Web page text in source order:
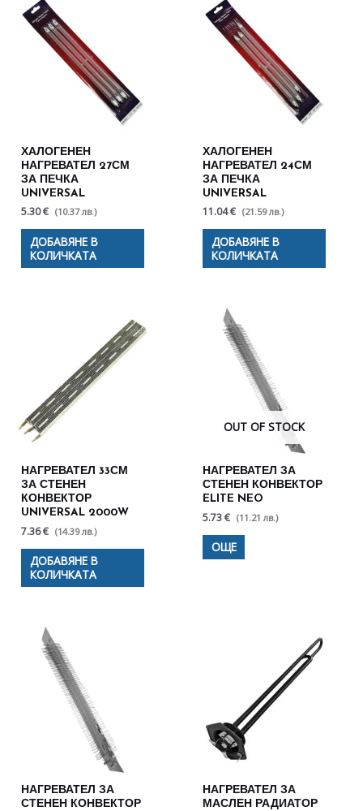
ХАЛОГЕНЕН
НАГРЕВАТЕЛ 27СМ
ЗА ПЕЧКА
UNIVERSAL
5.30 € (10.37 лв.)
ДОБАВЯНЕ В
КОЛИЧКАТА
ХАЛОГЕНЕН
НАГРЕВАТЕЛ 24СМ
ЗА ПЕЧКА
UNIVERSAL
11.04 € (21.59 лв.)
ДОБАВЯНЕ В
КОЛИЧКАТА
НАГРЕВАТЕЛ 33СМ
ЗА СТЕНЕН
КОНВЕКТОР
UNIVERSAL 2000W
7.36 € (14.39 лв.)
ДОБАВЯНЕ В
КОЛИЧКАТА
OUT OF STOCK
НАГРЕВАТЕЛ ЗА
СТЕНЕН КОНВЕКТОР
ELITE NEO
5.73 € (11.21 лв.)
ОЩЕ
НАГРЕВАТЕЛ ЗА
СТЕНЕН КОНВЕКТОР
НАГРЕВАТЕЛ ЗА
МАСЛЕН РАДИАТОР